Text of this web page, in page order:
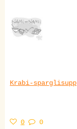
Krabi-sparglisupp
0 0